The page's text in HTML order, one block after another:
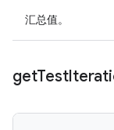
汇总值。
getTest